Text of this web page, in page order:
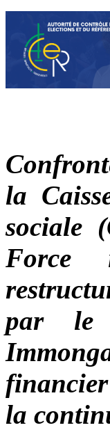
la
sociale
Force
par le
la